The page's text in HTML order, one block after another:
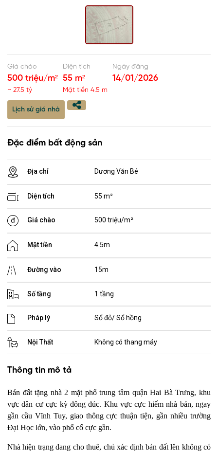
Giá chào
500 triệu/m²
~ 27.5 tỷ
Diện tích
55 m²
Mặt tiền 4.5 m
Ngày đăng
14/01/2026
Lịch sử giá nhà
Đặc điểm bất động sản
Địa chỉ Dương Văn Bé
Diện tích 55 m²
Giá chào 500 triệu/m²
Mặt tiền 4.5m
Đường vào 15m
Số tầng 1 tầng
Pháp lý Sổ đỏ/ Sổ hồng
Nội Thất Không có thang máy
Thông tin mô tả
Bán đất tặng nhà 2 mặt phố trung tâm quận Hai Bà Trưng, khu
vực dân cư cực kỳ đông đúc. Khu vực cực hiếm nhà bán, ngay
gần cầu Vĩnh Tuy, giao thông cực thuận tiện, gần nhiều trường
Đại Học lớn, vào phố cổ cực gần.
Nhà hiện trạng đang cho thuê, chủ xác định bán đất lên không có